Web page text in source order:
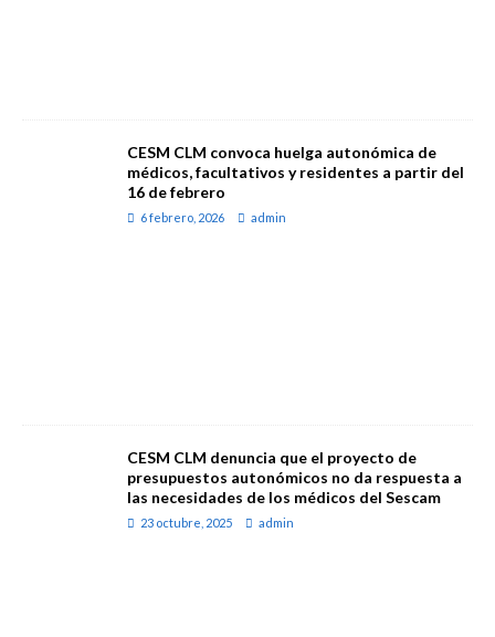
CESM CLM convoca huelga autonómica de
médicos, facultativos y residentes a partir del
16 de febrero
6 febrero, 2026 admin
CESM CLM denuncia que el proyecto de
presupuestos autonómicos no da respuesta a
las necesidades de los médicos del Sescam
23 octubre, 2025 admin